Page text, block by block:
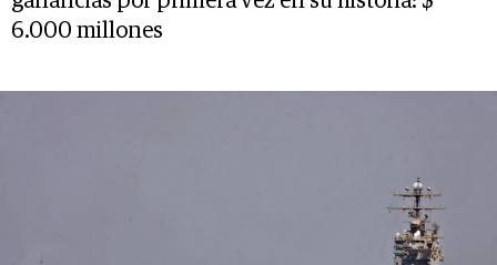
6.000 millones